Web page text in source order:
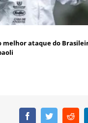
melhor ataque do
FacebookTwitter